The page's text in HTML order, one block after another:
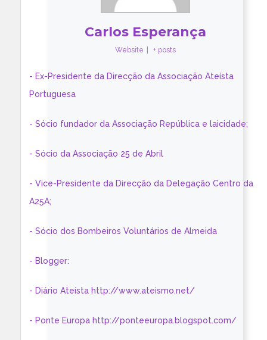
Carlos Esperança
Website + posts
- Ex-Presidente da Direcção da Associação Ateísta
Portuguesa
- Sócio fundador da Associação República e laicidade;
- Sócio da Associação 25 de Abril
- Vice-Presidente da Direcção da Delegação Centro da
A25A;
- Sócio dos Bombeiros Voluntários de Almeida
- Blogger:
- Diário Ateísta http://www.ateismo.net/
- Ponte Europa http://ponteeuropa.blogspot.com/